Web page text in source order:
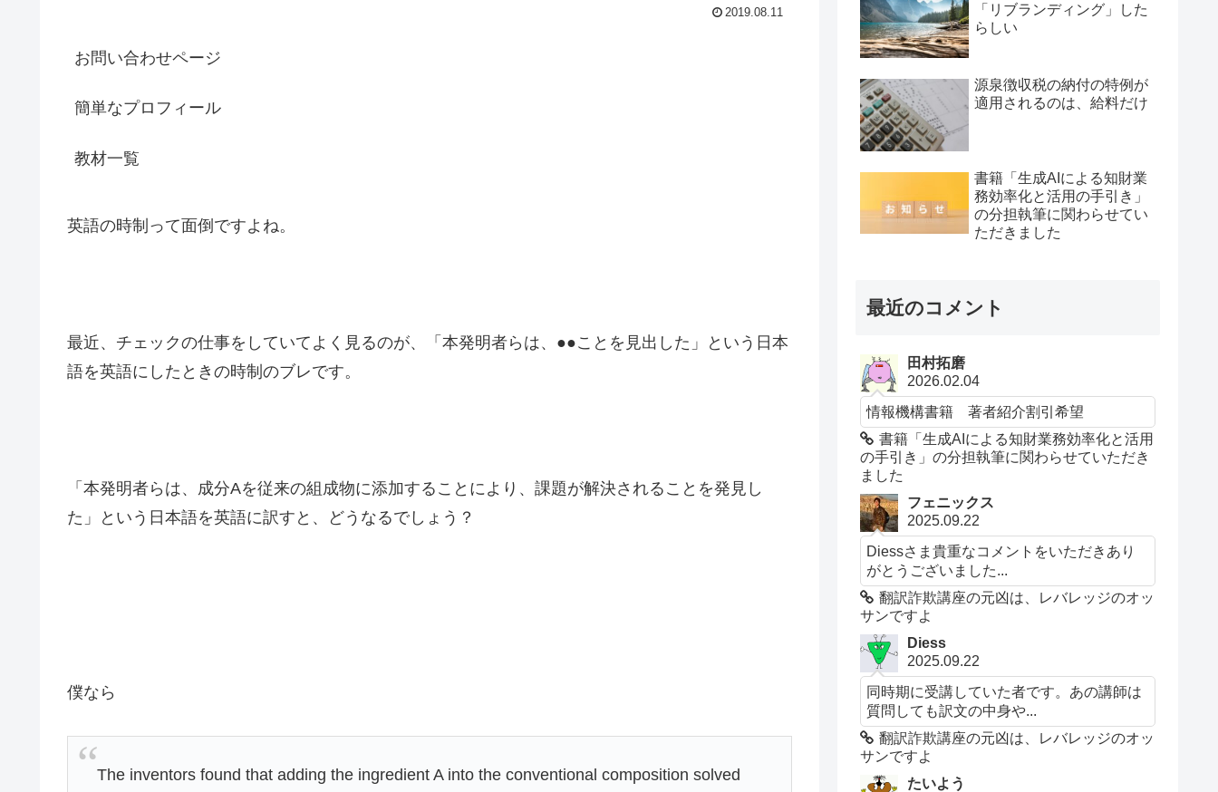
2019.08.11
お問い合わせページ
簡単なプロフィール
教材一覧
英語の時制って面倒ですよね。
最近、チェックの仕事をしていてよく見るのが、「本発明者らは、●●ことを見出した」という日本
語を英語にしたときの時制のブレです。
「本発明者らは、成分Aを従来の組成物に添加することにより、課題が解決されることを発見し
た」という日本語を英語に訳すと、どうなるでしょう？
僕なら
The inventors found that adding the ingredient A into the conventional composition solved
「リブランディング」した
らしい
源泉徴収税の納付の特例が
適用されるのは、給料だけ
書籍「生成AIによる知財業
務効率化と活用の手引き」
の分担執筆に関わらせてい
ただきました
最近のコメント
田村拓磨
2026.02.04
情報機構書籍 著者紹介割引希望
書籍「生成AIによる知財業務効率化と活用
の手引き」の分担執筆に関わらせていただき
ました
フェニックス
2025.09.22
Diessさま貴重なコメントをいただきあり
がとうございました...
翻訳詐欺講座の元凶は、レバレッジのオッ
サンですよ
Diess
2025.09.22
同時期に受講していた者です。あの講師は
質問しても訳文の中身や...
翻訳詐欺講座の元凶は、レバレッジのオッ
サンですよ
たいよう